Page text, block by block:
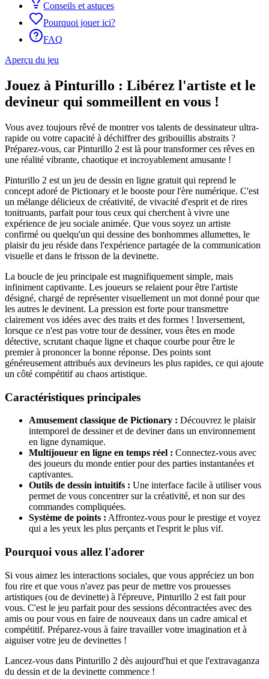
Conseils et astuces
Pourquoi jouer ici?
FAQ
Aperçu du jeu
Jouez à Pinturillo : Libérez l'artiste et le
devineur qui sommeillent en vous !
Vous avez toujours rêvé de montrer vos talents de dessinateur ultra-
rapide ou votre capacité à déchiffrer des gribouillis abstraits ?
Préparez-vous, car Pinturillo 2 est là pour transformer ces rêves en
une réalité vibrante, chaotique et incroyablement amusante !
Pinturillo 2 est un jeu de dessin en ligne gratuit qui reprend le
concept adoré de Pictionary et le booste pour l'ère numérique. C'est
un mélange délicieux de créativité, de vivacité d'esprit et de rires
tonitruants, parfait pour tous ceux qui cherchent à vivre une
expérience de jeu sociale animée. Que vous soyez un artiste
confirmé ou quelqu'un qui dessine des bonhommes allumettes, le
plaisir du jeu réside dans l'expérience partagée de la communication
visuelle et dans le frisson de la devinette.
La boucle de jeu principale est magnifiquement simple, mais
infiniment captivante. Les joueurs se relaient pour être l'artiste
désigné, chargé de représenter visuellement un mot donné pour que
les autres le devinent. La pression est forte pour transmettre
clairement vos idées avec des traits et des formes ! Inversement,
lorsque ce n'est pas votre tour de dessiner, vous êtes en mode
détective, scrutant chaque ligne et chaque courbe pour être le
premier à prononcer la bonne réponse. Des points sont
généreusement attribués aux devineurs les plus rapides, ce qui ajoute
un côté compétitif au chaos artistique.
Caractéristiques principales
Amusement classique de Pictionary : Découvrez le plaisir
intemporel de dessiner et de deviner dans un environnement
en ligne dynamique.
Multijoueur en ligne en temps réel : Connectez-vous avec
des joueurs du monde entier pour des parties instantanées et
captivantes.
Outils de dessin intuitifs : Une interface facile à utiliser vous
permet de vous concentrer sur la créativité, et non sur des
commandes compliquées.
Système de points : Affrontez-vous pour le prestige et voyez
qui a les yeux les plus perçants et l'esprit le plus vif.
Pourquoi vous allez l'adorer
Si vous aimez les interactions sociales, que vous appréciez un bon
fou rire et que vous n'avez pas peur de mettre vos prouesses
artistiques (ou de devinette) à l'épreuve, Pinturillo 2 est fait pour
vous. C'est le jeu parfait pour des sessions décontractées avec des
amis ou pour vous en faire de nouveaux dans un cadre amical et
compétitif. Préparez-vous à faire travailler votre imagination et à
aiguiser votre jeu de devinettes !
Lancez-vous dans Pinturillo 2 dès aujourd'hui et que l'extravaganza
du dessin et de la devinette commence !